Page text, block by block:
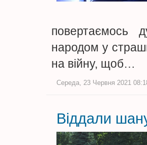
повертаємось
народом у
на війну, щоб…
Середа, 23 Червня 2021
Віддали